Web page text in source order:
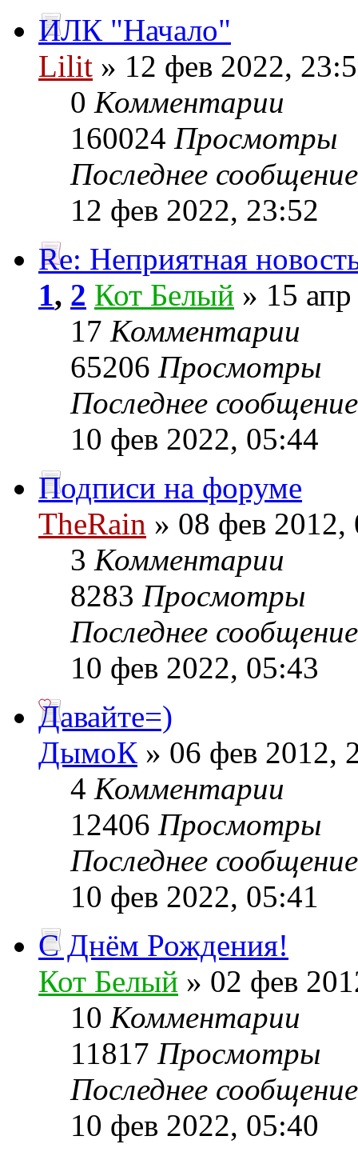
ИЛК "Начало"
Lilit » 12 фев 2022,
0 Комментарии
160024 Просмотры
Последнее
12 фев 2022, 23:52
Re: Неприятная
1, 2 Кот Белый » 15
17 Комментарии
65206 Просмотры
Последнее
10 фев 2022, 05:44
Подписи на форуме
TheRain » 08 фев 2012,
3 Комментарии
8283 Просмотры
Последнее
10 фев 2022, 05:43
Давайте=)
ДымоК » 06 фев 2012,
4 Комментарии
12406 Просмотры
Последнее
10 фев 2022, 05:41
С Днём Рождения!
Кот Белый » 02 фев
10 Комментарии
11817 Просмотры
Последнее
10 фев 2022, 05:40